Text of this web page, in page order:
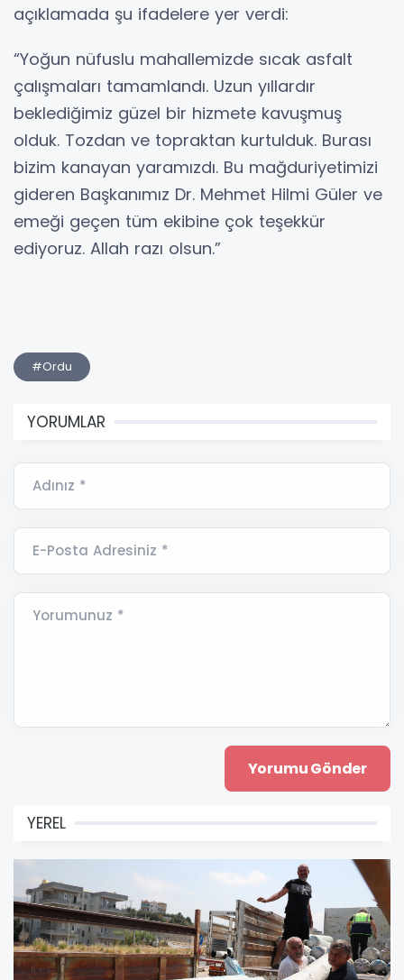
açıklamada şu ifadelere yer verdi:
“Yoğun nüfuslu mahallemizde sıcak asfalt
çalışmaları tamamlandı. Uzun yıllardır
beklediğimiz güzel bir hizmete kavuşmuş
olduk. Tozdan ve topraktan kurtulduk. Burası
bizim kanayan yaramızdı. Bu mağduriyetimizi
gideren Başkanımız Dr. Mehmet Hilmi Güler ve
emeği geçen tüm ekibine çok teşekkür
ediyoruz. Allah razı olsun.”
#Ordu
YORUMLAR
Adınız *
E-Posta Adresiniz *
Yorumunuz *
YEREL